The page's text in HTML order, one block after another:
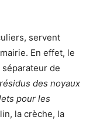
servent
En effet, le
séparateur de
des noyaux
pour les
la crèche, la